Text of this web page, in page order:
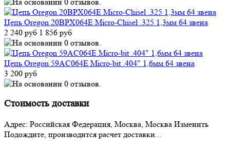
Цепь Oregon 20BPX064E Micro-Chisel .325 1,3мм 64 звена
2 240 руб 1 856 руб
Цепь Oregon 59AC064E Micro-bit .404" 1,6мм 64 звена
3 200 руб
Стоимость доставки
Адрес: Российская Федерация, Москва, Москва Изменить
Подождите, производится расчет доставки...